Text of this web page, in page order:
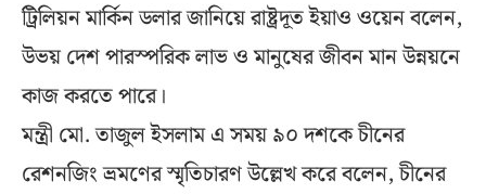
ট্রিলিয়ন মার্কিন ডলার জানিয়ে রাষ্ট্রদূত ইয়াও ওয়েন বলেন,
উভয় দেশ পারস্পরিক লাভ ও মানুষের জীবন মান উন্নয়নে
কাজ করতে পারে।
মন্ত্রী মো. তাজুল ইসলাম এ সময় ৯০ দশকে চীনের
রেশনজিং ভ্রমণের স্মৃতিচারণ উল্লেখ করে বলেন, চীনের